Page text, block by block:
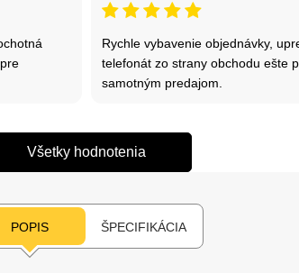
Rychle vybavenie objednávky,
telefonát zo strany obchodu ešte
samotným predajom.
Všetky hodnotenia
POPIS ŠPECIFIKÁCIA